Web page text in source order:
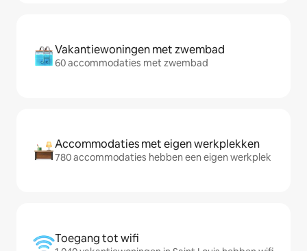
Vakantiewoningen met zwembad
60 accommodaties met zwembad
Accommodaties met eigen werkplekken
780 accommodaties hebben een eigen werkplek
Toegang tot wifi